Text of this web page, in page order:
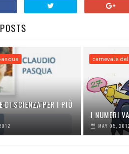
DI SCIENZA PER I PIÙ
carnevale
I NUMERI
MAY 05,